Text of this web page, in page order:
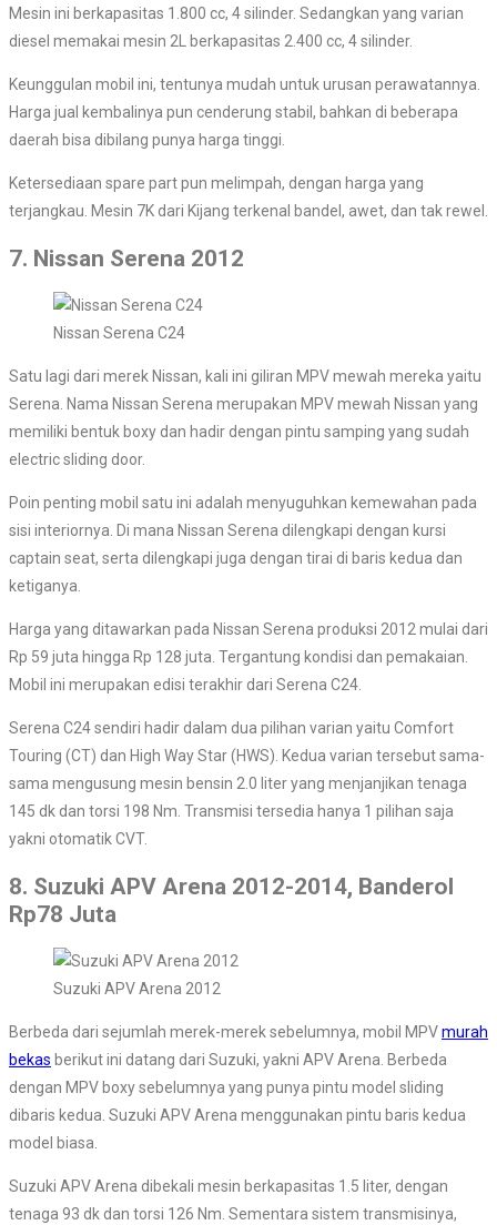
Mesin ini berkapasitas 1.800 cc, 4 silinder. Sedangkan yang varian
diesel memakai mesin 2L berkapasitas 2.400 cc, 4 silinder.
Keunggulan mobil ini, tentunya mudah untuk urusan perawatannya.
Harga jual kembalinya pun cenderung stabil, bahkan di beberapa
daerah bisa dibilang punya harga tinggi.
Ketersediaan spare part pun melimpah, dengan harga yang
terjangkau. Mesin 7K dari Kijang terkenal bandel, awet, dan tak rewel.
7. Nissan Serena 2012
Nissan Serena C24
Satu lagi dari merek Nissan, kali ini giliran MPV mewah mereka yaitu
Serena. Nama Nissan Serena merupakan MPV mewah Nissan yang
memiliki bentuk boxy dan hadir dengan pintu samping yang sudah
electric sliding door.
Poin penting mobil satu ini adalah menyuguhkan kemewahan pada
sisi interiornya. Di mana Nissan Serena dilengkapi dengan kursi
captain seat, serta dilengkapi juga dengan tirai di baris kedua dan
ketiganya.
Harga yang ditawarkan pada Nissan Serena produksi 2012 mulai dari
Rp 59 juta hingga Rp 128 juta. Tergantung kondisi dan pemakaian.
Mobil ini merupakan edisi terakhir dari Serena C24.
Serena C24 sendiri hadir dalam dua pilihan varian yaitu Comfort
Touring (CT) dan High Way Star (HWS). Kedua varian tersebut sama-
sama mengusung mesin bensin 2.0 liter yang menjanjikan tenaga
145 dk dan torsi 198 Nm. Transmisi tersedia hanya 1 pilihan saja
yakni otomatik CVT.
8. Suzuki APV Arena 2012-2014, Banderol
Rp78 Juta
Suzuki APV Arena 2012
Berbeda dari sejumlah merek-merek sebelumnya, mobil MPVmurah
bekas berikut ini datang dari Suzuki, yakni APV Arena. Berbeda
dengan MPV boxy sebelumnya yang punya pintu model sliding
dibaris kedua. Suzuki APV Arena menggunakan pintu baris kedua
model biasa.
Suzuki APV Arena dibekali mesin berkapasitas 1.5 liter, dengan
tenaga 93 dk dan torsi 126 Nm. Sementara sistem transmisinya,